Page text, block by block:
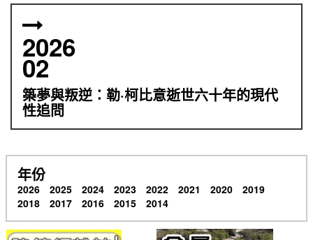
2026
02
築夢與叛逆：勒·柯比意逝世六十年的現代
性追問
年份
2026 2025 2024 2023 2022 2021 2020
2019
2018
2017 2016 2015 2014